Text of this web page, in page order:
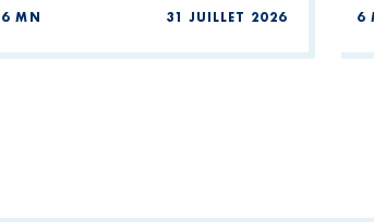
6 MN 31 JUILLET 2026 6